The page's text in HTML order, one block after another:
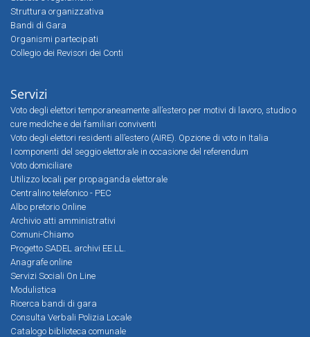
Struttura organizzativa
Bandi di Gara
Organismi partecipati
Collegio dei Revisori dei Conti
Servizi
Voto degli elettori temporaneamente all’estero per motivi di lavoro, studio o
cure mediche e dei familiari conviventi
Voto degli elettori residenti all’estero (AIRE). Opzione di voto in Italia
I componenti del seggio elettorale in occasione del referendum
Voto domiciliare
Utilizzo locali per propaganda elettorale
Centralino telefonico - PEC
Albo pretorio Online
Archivio atti amministrativi
Comuni-Chiamo
Progetto SADEL archivi EE.LL.
Anagrafe online
Servizi Sociali On Line
Modulistica
Ricerca bandi di gara
Consulta Verbali Polizia Locale
Catalogo biblioteca comunale